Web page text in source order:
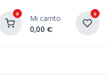
0 Mi carrito
0,00 €
0